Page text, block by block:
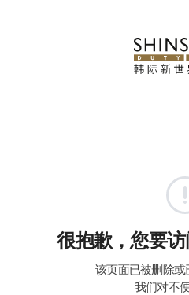
很抱歉，您要
该页面已被删除
我们对不